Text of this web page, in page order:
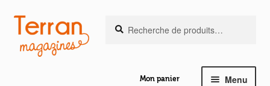
Aller
la
Aller
au
contenu
pour :
Mon panier Menu